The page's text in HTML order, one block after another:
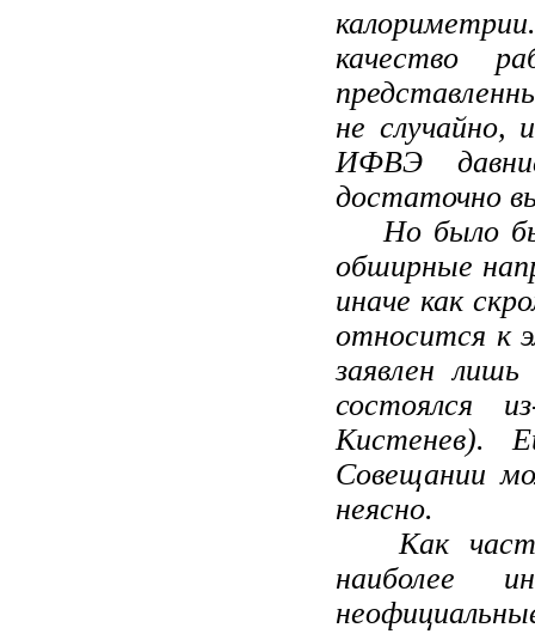
качество
не случайно,
ИФВЭ
достаточно
Но было бы
обширные
иначе как
относится к
заявлен
состоялся
Кистенев).
Совещании
неясно.
Как часто
наиболее